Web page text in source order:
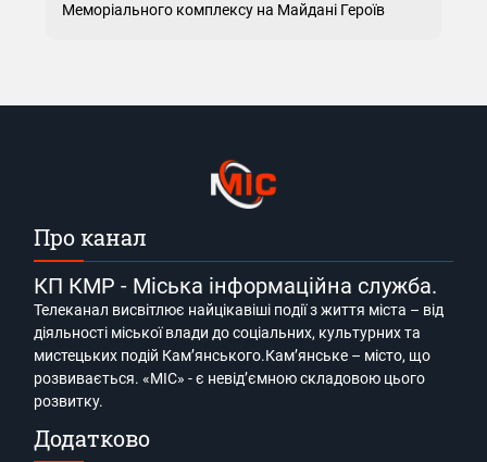
Меморіального комплексу на Майдані Героїв
Про канал
КП КМР - Міська інформаційна служба.
Телеканал висвітлює найцікавіші події з життя міста – від
діяльності міської влади до соціальних, культурних та
мистецьких подій Кам’янського.Кам’янське – місто, що
розвивається. «МІС» - є невід’ємною складовою цього
розвитку.
Додатково